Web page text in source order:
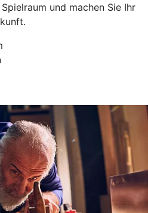
und machen Sie Ihr